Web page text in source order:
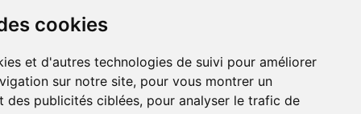
cookies
et d'autres technologies de suivi pour améliorer
sur notre site, pour vous montrer un
des publicités ciblées, pour analyser le trafic de